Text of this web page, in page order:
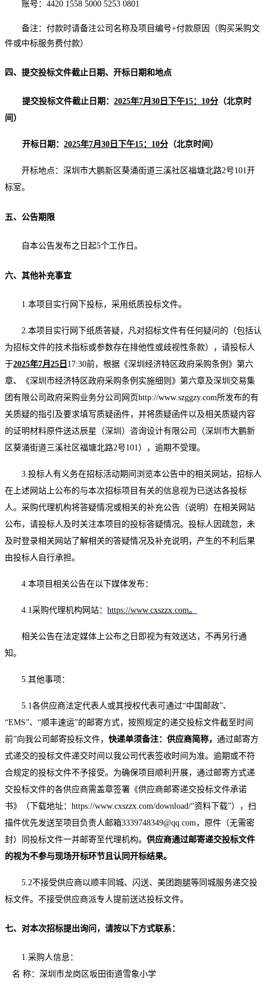
账号： 4420 1558 5000 5253 0801
备注：付款时请备注公司名称及项目编号+付款原因（购买采购文
件或中标服务费付款）
四、提交投标文件截止日期、开标日期和地点
提交投标文件截止日期： 2025年7月 30 日下午1 5： 1 0分 （北京时
间）
开标日期： 2025年7月 30 日下午1 5： 1 0分 （北京时间）
开标地点：深圳市大鹏新区葵涌街道三溪社区福塘北路2号101开
标室。
五、公告期限
自本公告发布之日起5个工作日。
六、其他补充事宜
1.本项目实行网下投标，采用纸质投标文件。
2.本项目实行网下纸质答疑，凡对招标文件有任何疑问的（包括认
为招标文件的技术指标或参数存在排他性或歧视性条款），请投标人
于2025年7月 25 日 17:30前，根据《深圳经济特区政府采购条例》第六
章、《深圳市经济特区政府采购条例实施细则》第六章及深圳交易集
团有限公司政府采购业务分公司网页http://www.szggzy.com所发布的有
关质疑的指引及要求填写质疑函件，并将质疑函件以及相关质疑内容
的证明材料原件送达辰星（深圳）咨询设计有限公司（深圳市大鹏新
区葵涌街道三溪社区福塘北路2号101），逾期不受理。
3.投标人有义务在招标活动期间浏览本公告中的相关网站，招标人
在上述网站上公布的与本次招标项目有关的信息视为已送达各投标
人。采购代理机构将答疑情况或相关的补充公告（说明）在相关网站
公布，请投标人及时关注本项目的投标答疑情况。投标人因疏忽，未
及时登录相关网站了解相关的答疑情况及补充说明，产生的不利后果
由投标人自行承担。
4.本项目相关公告在以下媒体发布：
4.1采购代理机构网站： https://www.cxszzx.com。
相关公告在法定媒体上公布之日即视为有效送达，不再另行通
知。
5.其他事项：
5.1各供应商法定代表人或其授权代表可通过“中国邮政”、
“EMS”、“顺丰速运”的邮寄方式，按照规定的递交投标文件截至时间
前”向我公司邮寄投标文件， 快递单须备注：供应商简称， 通过邮寄方
式递交的投标文件递交时间以我公司代表签收时间为准。逾期或不符
合规定的投标文件不予接受。为确保项目顺利开展，通过邮寄方式递
交投标文件的各供应商需盖章签署《供应商邮寄递交投标文件承诺
书》（下载地址： https://www.cxszzx.com/download/“资料下载”），扫
描件优先发送至项目负责人邮箱3339748349@qq.com，原件（无需密
封）同投标文件一并邮寄至代理机构。 供应商通过邮寄递交投标文件
的视为不参与现场开标环节且认同开标结果。
5.2不接受供应商以顺丰同城、闪送、美团跑腿等同城服务递交投
标文件。不接受供应商派专人提前送达投标文件。
七、对本次招标提出询问，请按以下方式联系：
1.采购人信息：
名 称： 深圳市龙岗区坂田街道雪象小学